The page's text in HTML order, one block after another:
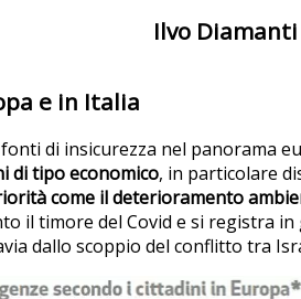
Ilvo Diamanti
e in Italia
di insicurezza nel panorama
di tipo economico, in particolare
come il deterioramento
il timore del Covid e si registra
dallo scoppio del conflitto tra